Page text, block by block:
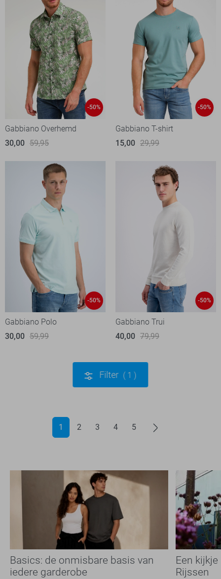
-50%
Gabbiano Overhemd
30,00 59,95
-50%
Gabbiano T-shirt
15,00 29,99
-50%
Gabbiano Polo
30,00 59,99
-50%
Gabbiano Trui
40,00 79,99
Filter 1
1 2 3 4 5
Basics: de onmisbare basis van
iedere garderobe
Een
Rijssen